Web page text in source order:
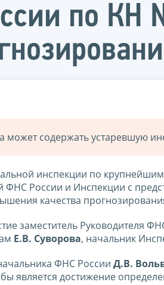
по КН
может содержать устаревшую
инспекции по
ФНС России и Инспекции с
качества
заместитель Руководителя
Е.В. Суворова, начальник
ФНС России Д.В.
является достижение